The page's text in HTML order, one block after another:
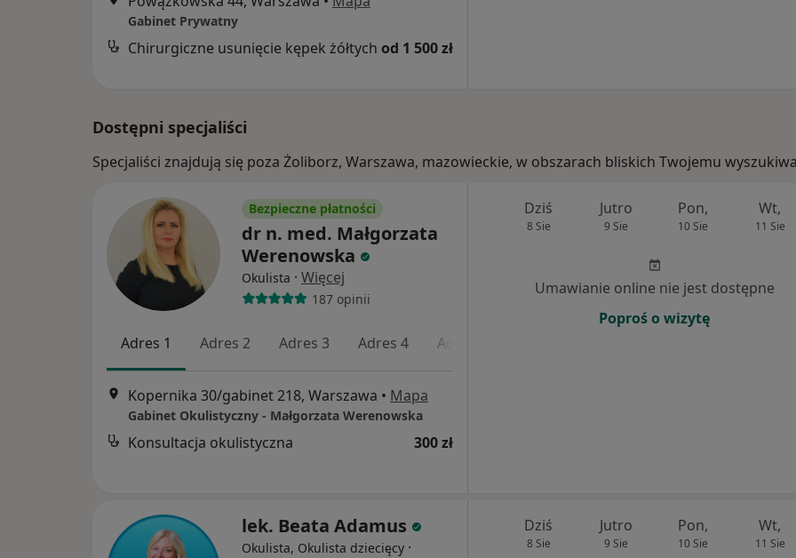
Gabinet Prywatny
Chirurgiczne usunięcie kępek żółtych od 1 500 zł
Dostępni specjaliści
Specjaliści znajdują się poza Żoliborz, Warszawa, mazowieckie, w obszarach bliskich Twojemu
Bezpieczne płatności
dr n. med. Małgorzata
Werenowska
Okulista · Więcej
187 opinii
Adres 1 Adres 2 Adres 3 Adres 4 Adres 5
Kopernika 30/gabinet 218, Warszawa • Mapa
Gabinet Okulistyczny - Małgorzata Werenowska
Konsultacja okulistyczna 300 zł
Dziś
8 Sie
Jutro
9 Sie
Pon,
10 Sie
Wt,
11 Sie
Umawianie online nie jest dostępne
Poproś o wizytę
lek. Beata Adamus
Okulista, Okulista dziecięcy ·
Dziś
8 Sie
Jutro
9 Sie
Pon,
10 Sie
Wt,
11 Sie